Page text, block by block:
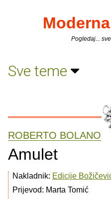
Pogledaj...
Sve teme
ROBERTO BOLANO
Amulet
Nakladnik: Edicije
Prijevod: Marta Tomić